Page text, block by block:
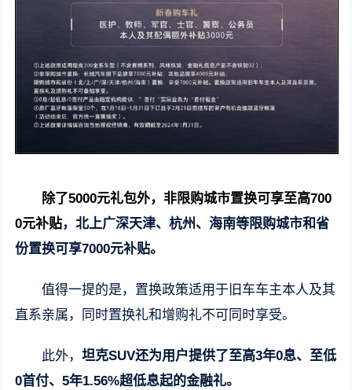
除了5000元礼包外，非限购城市置换可享至高700
0元补贴，北上广深天津、杭州、海南等限购城市和省
份置换可享7000元补贴。
值得一提的是，置换政策适用于旧车车主本人及其
直系亲属，同时置换礼和增购礼不可同时享受。
此外，坦克SUV还为用户提供了至高3年0息、至低
0首付、5年1.56%超低息起的金融礼。